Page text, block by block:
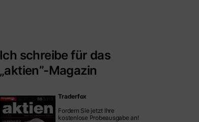
Ich schreibe für das
„aktien”-Magazin
Traderfox
Fordern Sie jetzt Ihre
kostenlose Probeausgabe an!